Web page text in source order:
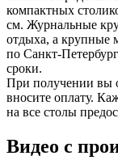
компактных
см. Журнальные
отдыха, а крупные
по Санкт-
сроки.
При получении вы
вносите оплату.
на все столы
Видео с